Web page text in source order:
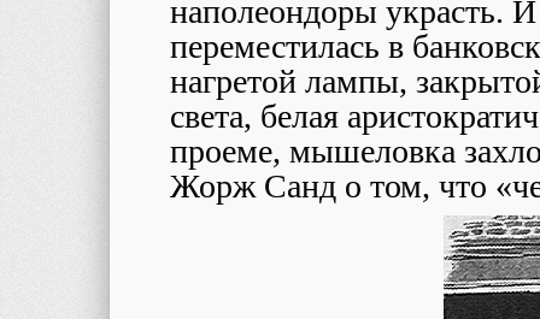
наполеондоры украсть.
переместилась в
нагретой лампы,
света, белая
проеме, мышеловка
Жорж Санд о том, что